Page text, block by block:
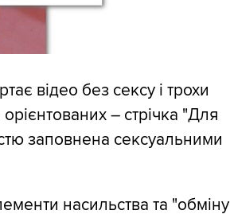
відео без сексу і трохи
– стрічка "Для
заповнена сексуальними
насильства та "обміну